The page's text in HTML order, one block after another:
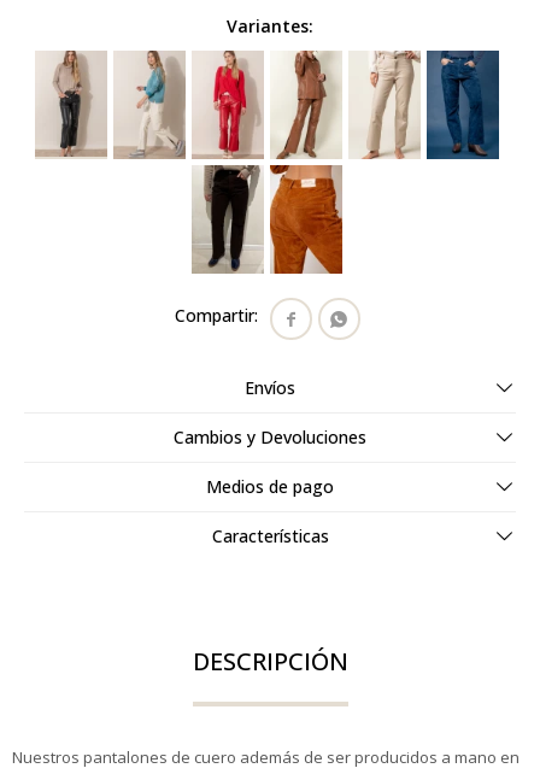
Variantes:
 
Envíos
Cambios y Devoluciones
Medios de pago
Características
DESCRIPCIÓN
Nuestros pantalones de cuero además de ser producidos a mano en